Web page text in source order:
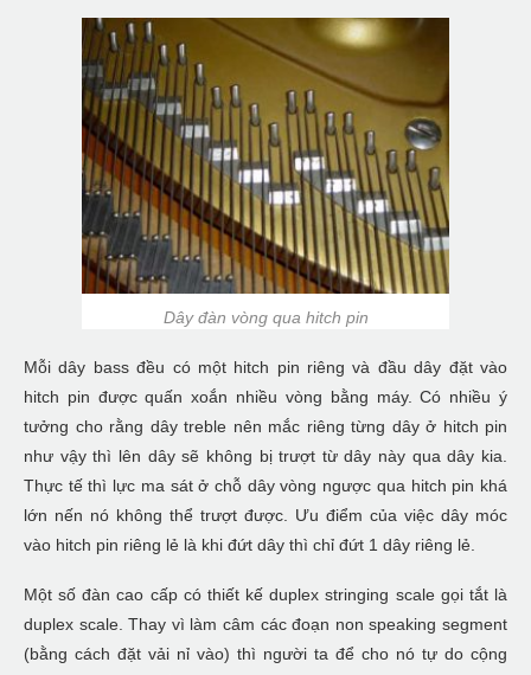
Dây đàn vòng qua hitch pin
Mỗi dây bass đều có một hitch pin riêng và đầu dây đặt vào
hitch pin được quấn xoắn nhiều vòng bằng máy. Có nhiều ý
tưởng cho rằng dây treble nên mắc riêng từng dây ở hitch pin
như vậy thì lên dây sẽ không bị trượt từ dây này qua dây kia.
Thực tế thì lực ma sát ở chỗ dây vòng ngược qua hitch pin khá
lớn nến nó không thể trượt được. Ưu điểm của việc dây móc
vào hitch pin riêng lẻ là khi đứt dây thì chỉ đứt 1 dây riêng lẻ.
Một số đàn cao cấp có thiết kế duplex stringing scale gọi tắt là
duplex scale. Thay vì làm câm các đoạn non speaking segment
(bằng cách đặt vải nỉ vào) thì người ta để cho nó tự do cộng